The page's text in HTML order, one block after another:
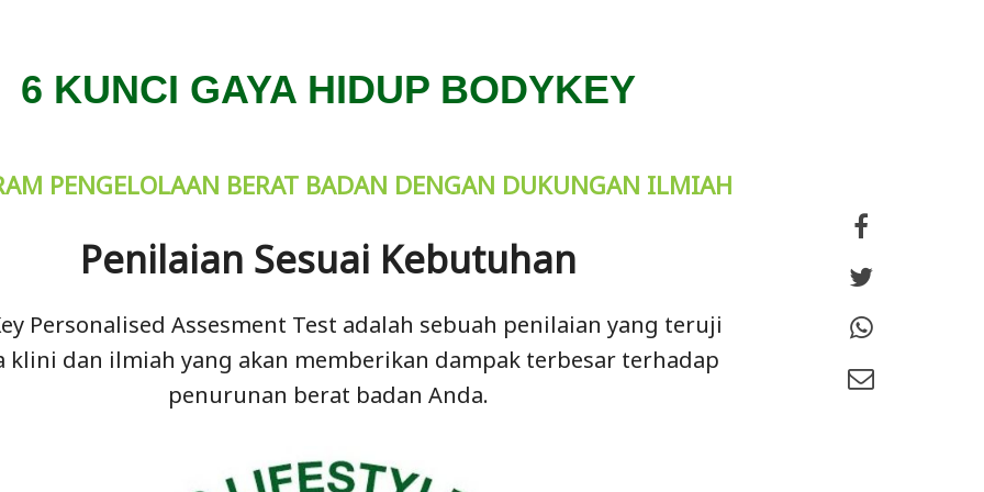
6 KUNCI GAYA HIDUP BODYKEY
PENGELOLAAN BERAT BADAN DENGAN DUKUNGAN ILMIAH
Penilaian Sesuai Kebutuhan
Personalised Assesment Test adalah sebuah penilaian yang teruji
klini dan ilmiah yang akan memberikan dampak terbesar terhadap
penurunan berat badan Anda.